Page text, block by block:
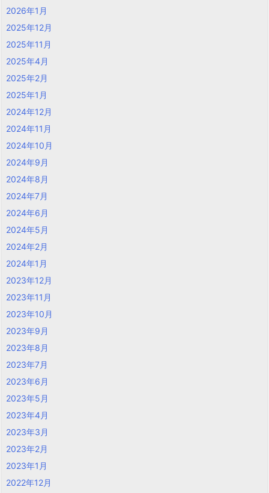
2026年1月
2025年12月
2025年11月
2025年4月
2025年2月
2025年1月
2024年12月
2024年11月
2024年10月
2024年9月
2024年8月
2024年7月
2024年6月
2024年5月
2024年2月
2024年1月
2023年12月
2023年11月
2023年10月
2023年9月
2023年8月
2023年7月
2023年6月
2023年5月
2023年4月
2023年3月
2023年2月
2023年1月
2022年12月